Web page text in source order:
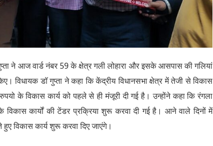
ने आज वार्ड नंबर 59 के क्षेत्र गली लोहारा और इसके आसपास की गलियां
विधायक डॉ गुप्ता ने कहा कि केंद्रीय विधानसभा क्षेत्र में तेजी से विकास
के विकास कार्य को पहले से ही मंजूरी दी गई है। उन्होंने कहा कि रंगला
कार्यों की टेंडर प्रक्रिया शुरू करवा दी गई है। आने वाले दिनों में
विकास कार्य शुरू करवा दिए जाएंगे।